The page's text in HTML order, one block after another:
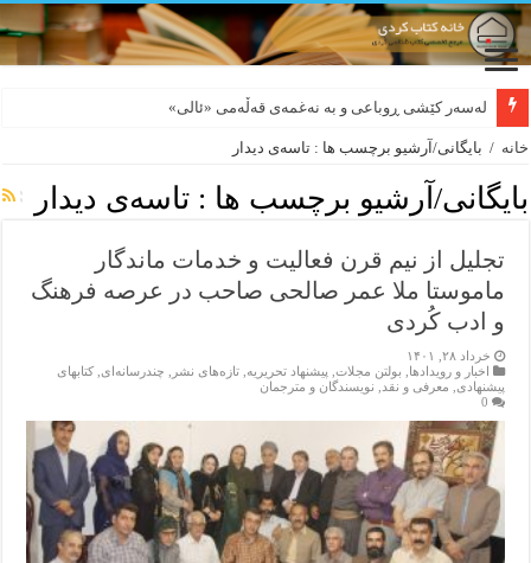
لەسەر کێشی ڕوباعی و به نەغمەی قەڵەمی «ئالی»
خانه / بایگانی/آرشیو برچسب ها : تاسەی دیدار
بایگانی/آرشیو برچسب ها :تاسەی دیدار
تجلیل از نیم قرن فعالیت و خدمات ماندگار
ماموستا ملا عمر صالحی صاحب در عرصه فرهنگ
و ادب کُردی
خرداد ۲۸, ۱۴۰۱
اخبار و رویدادها
بولتن مجلات پیشنهاد تحریریه ,تازەهای نشر چندرسانه‌ای ,کتابهای
پیشنهادی
معرفی و نقد
نویسندگان و مترجمان
0